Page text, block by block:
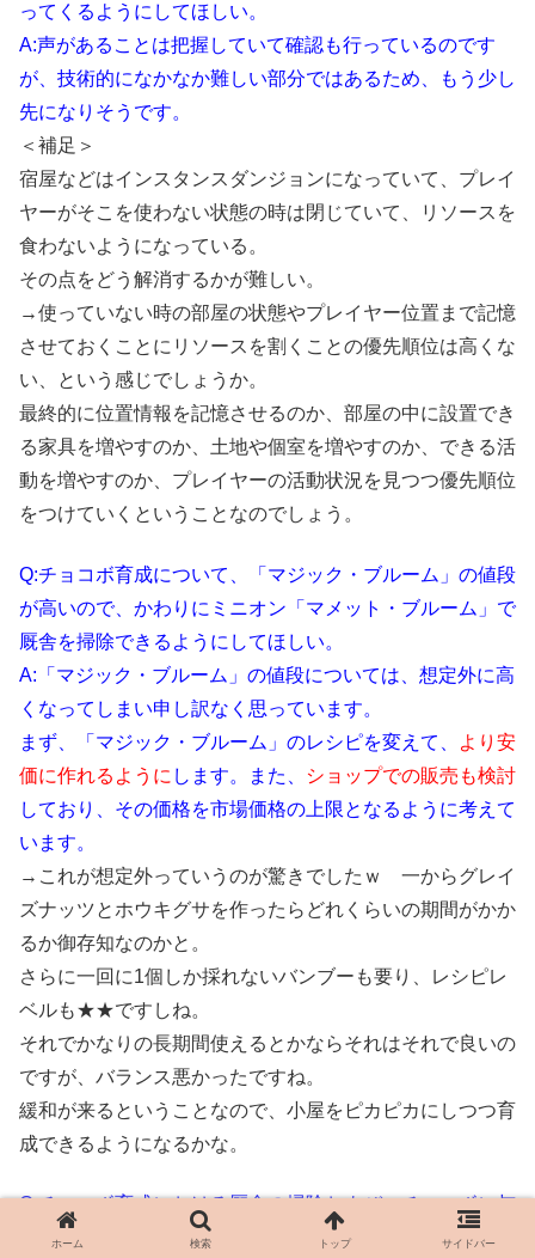
ってくるようにしてほしい。
A:声があることは把握していて確認も行っているのです
が、技術的になかなか難しい部分ではあるため、もう少し
先になりそうです。
＜補足＞
宿屋などはインスタンスダンジョンになっていて、プレイ
ヤーがそこを使わない状態の時は閉じていて、リソースを
食わないようになっている。
その点をどう解消するかが難しい。
→使っていない時の部屋の状態やプレイヤー位置まで記憶
させておくことにリソースを割くことの優先順位は高くな
い、という感じでしょうか。
最終的に位置情報を記憶させるのか、部屋の中に設置でき
る家具を増やすのか、土地や個室を増やすのか、できる活
動を増やすのか、プレイヤーの活動状況を見つつ優先順位
をつけていくということなのでしょう。
Q:チョコボ育成について、「マジック・ブルーム」の値段
が高いので、かわりにミニオン「マメット・ブルーム」で
厩舎を掃除できるようにしてほしい。
A:「マジック・ブルーム」の値段については、想定外に高
くなってしまい申し訳なく思っています。
まず、「マジック・ブルーム」のレシピを変えて、
より安
価に作れるように します。また、
ショップでの販売も検討
しており、その価格を市場価格の上限となるように考えて
います。
→これが想定外っていうのが驚きでしたｗ 一からグレイ
ズナッツとホウキグサを作ったらどれくらいの期間がかか
るか御存知なのかと。
さらに一回に1個しか採れないバンブーも要り、レシピレ
ベルも★★ですしね。
それでかなりの長期間使えるとかならそれはそれで良いの
ですが、バランス悪かったですね。
緩和が来るということなので、小屋をピカピカにしつつ育
成できるようになるかな。
Q:チョコボ育成における厩舎の掃除および、チョコボに与
える野菜の栽培について、コストと難易度が高いと感じま
ホーム 検索 トップ サイドバー